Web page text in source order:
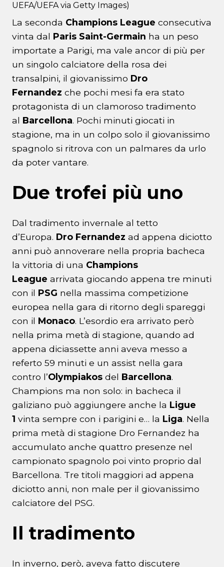
UEFA/UEFA via Getty Images)
La seconda Champions League consecutiva
vinta dal Paris Saint-Germain ha un peso
importate a Parigi, ma vale ancor di più per
un singolo calciatore della rosa dei
transalpini, il giovanissimo Dro
Fernandez che pochi mesi fa era stato
protagonista di un clamoroso tradimento
al Barcellona. Pochi minuti giocati in
stagione, ma in un colpo solo il giovanissimo
spagnolo si ritrova con un palmares da urlo
da poter vantare.
Due trofei più uno
Dal tradimento invernale al tetto
d’Europa. Dro Fernandez ad appena diciotto
anni può annoverare nella propria bacheca
la vittoria di una Champions
League arrivata giocando appena tre minuti
con il PSG nella massima competizione
europea nella gara di ritorno degli spareggi
con il Monaco. L’esordio era arrivato però
nella prima metà di stagione, quando ad
appena diciassette anni aveva messo a
referto 59 minuti e un assist nella gara
contro l’Olympiakos del Barcellona.
Champions ma non solo: in bacheca il
galiziano può aggiungere anche la Ligue
1 vinta sempre con i parigini e… la Liga. Nella
prima metà di stagione Dro Fernandez ha
accumulato anche quattro presenze nel
campionato spagnolo poi vinto proprio dal
Barcellona. Tre titoli maggiori ad appena
diciotto anni, non male per il giovanissimo
calciatore del PSG.
Il tradimento
In inverno, però, aveva fatto discutere